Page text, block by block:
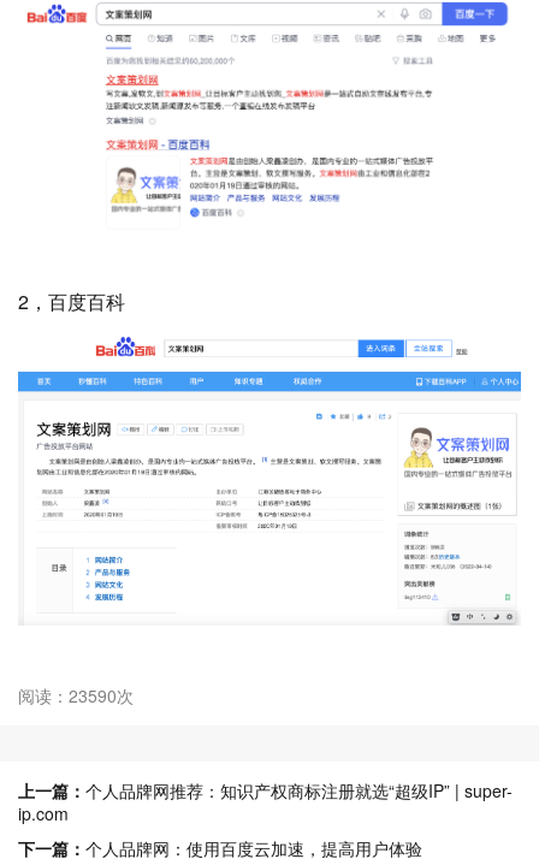
2，百度百科
阅读：23590次
上一篇： 个人品牌网推荐：知识产权商标注册就选“超级IP” | super-
ip.com
下一篇： 个人品牌网：使用百度云加速，提高用户体验